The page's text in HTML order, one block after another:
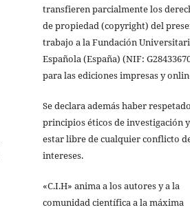
transfieren parcialmente los
de propiedad (copyright) del
trabajo a la Fundación
Española (España) (NIF:
para las edi­ciones impresas y
Se declara además haber
principios éticos de investigación y
estar libre de cualquier conflicto
intereses.
«C.I.H» anima a los autores y a la
comunidad científica a la máxima